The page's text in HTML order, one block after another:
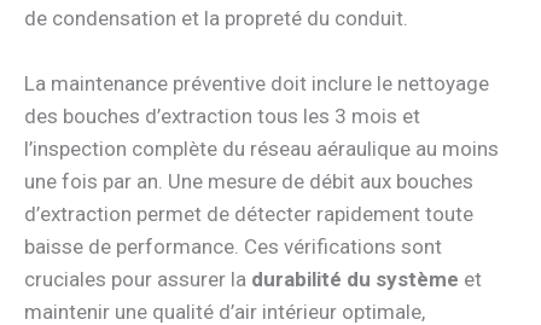
de condensation et la propreté du conduit.
La maintenance préventive doit inclure le nettoyage
des bouches d’extraction tous les 3 mois et
l’inspection complète du réseau aéraulique au moins
une fois par an. Une mesure de débit aux bouches
d’extraction permet de détecter rapidement toute
baisse de performance. Ces vérifications sont
cruciales pour assurer la durabilité du système et
maintenir une qualité d’air intérieur optimale,